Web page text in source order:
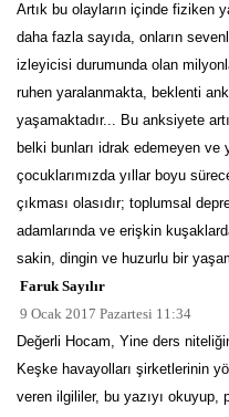
Artık bu olayların içinde fiziken
daha fazla sayıda, onların
izleyicisi durumunda olan
ruhen yaralanmakta, beklenti
yaşamaktadır... Bu anksiyete
belki bunları idrak edemeyen ve
çocuklarımızda yıllar boyu
çıkması olasıdır; toplumsal
adamlarında ve erişkin
sakin, dingin ve huzurlu bir
Faruk Sayılır
9 Ocak 2017 Pazartesi 11:34
Değerli Hocam, Yine ders
Keşke havayolları şirketlerinin
veren ilgililer, bu yazıyı